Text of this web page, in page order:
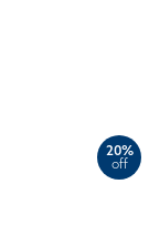
20%
off